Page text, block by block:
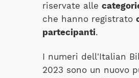
riservate alle
che hanno registrato
partecipanti.
I numeri dell'Italian
2023 sono un nuovo